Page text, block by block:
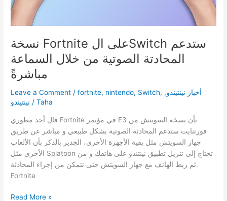
نسخة Fortnite على الSwitch ستدعم
المحادتة الصوتية من خلال السماعة
مباشرةً
Leave a Comment /fortnite, nintendo, Switch, أخبار نينتيندو,
نينتيندو /Taha
قال أحد مطوري Fortnite في مؤتمر E3 بأن نسخة السويتش من
فورتنايت ستدعم المحادثة الصوتية بشكل طبيعي و مباشر عن طريق
جهاز السويتش مثل بقية اﻷجهزة الأخرى، الجدير بالذكر بأن اﻷلعاب
اﻷخرى مثل Splatoon تحتاج إلى تنزيل تطبيق نينتندو على هاتفك و من
ثم ربط الهاتف مع جهاز السويتش حتى تتمكن من إجراء المحادثة.
Fortnite
نسخة
Read More »